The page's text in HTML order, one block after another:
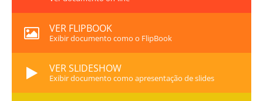
VER FLIPBOOK
Exibir documento como o FlipBook
VER SLIDESHOW
Exibir documento como apresentação de slides